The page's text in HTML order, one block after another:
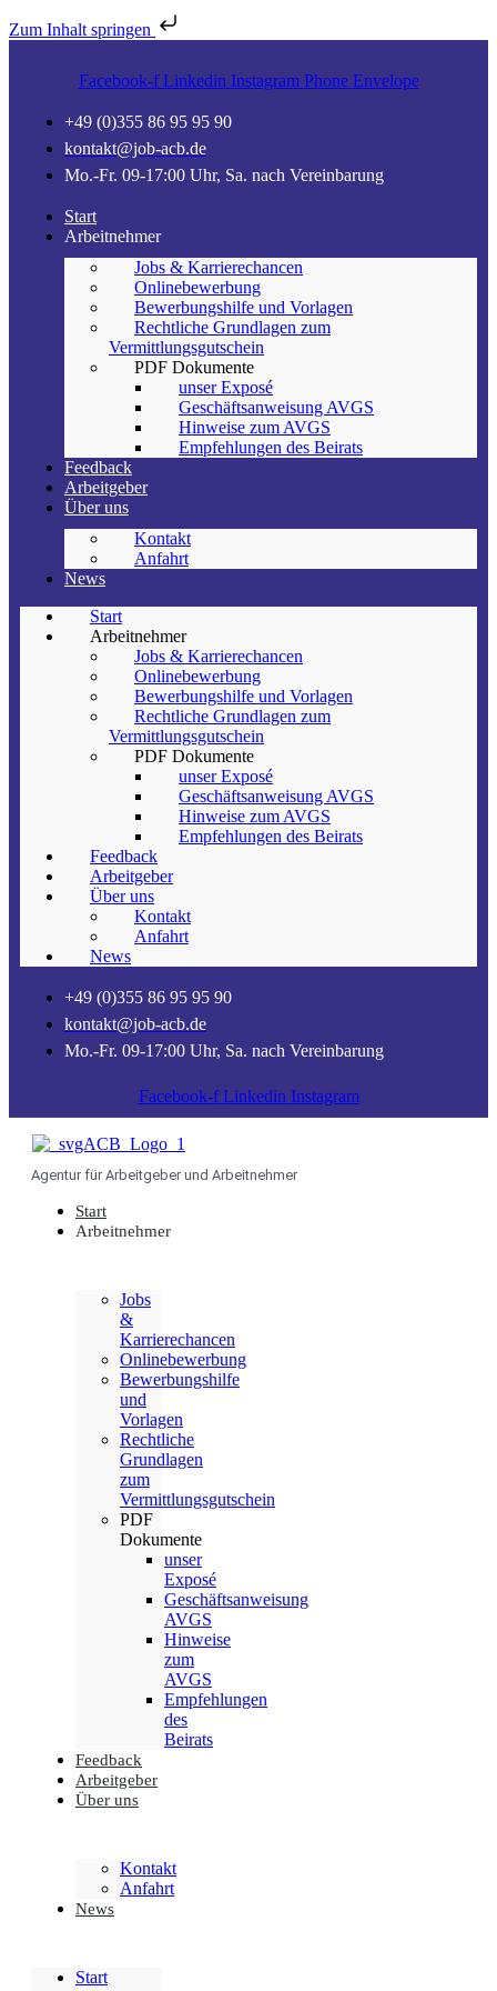
Zum Inhalt springen
Facebook-f Linkedin Instagram Phone Envelope
+49 (0)355 86 95 95 90
kontakt@job-acb.de
Mo.-Fr. 09-17:00 Uhr, Sa. nach Vereinbarung
Start
Arbeitnehmer
Jobs & Karrierechancen
Onlinebewerbung
Bewerbungshilfe und Vorlagen
Rechtliche Grundlagen zum
Vermittlungsgutschein
PDF Dokumente
unser Exposé
Geschäftsanweisung AVGS
Hinweise zum AVGS
Empfehlungen des Beirats
Feedback
Arbeitgeber
Über uns
Kontakt
Anfahrt
News
Start
Arbeitnehmer
Jobs & Karrierechancen
Onlinebewerbung
Bewerbungshilfe und Vorlagen
Rechtliche Grundlagen zum
Vermittlungsgutschein
PDF Dokumente
unser Exposé
Geschäftsanweisung AVGS
Hinweise zum AVGS
Empfehlungen des Beirats
Feedback
Arbeitgeber
Über uns
Kontakt
Anfahrt
News
+49 (0)355 86 95 95 90
kontakt@job-acb.de
Mo.-Fr. 09-17:00 Uhr, Sa. nach Vereinbarung
Facebook-f Linkedin Instagram
Agentur für Arbeitgeber und Arbeitnehmer
Start
Arbeitnehmer
Jobs
&
Karrierechancen
Onlinebewerbung
Bewerbungshilfe
und
Vorlagen
Rechtliche
Grundlagen
zum
Vermittlungsgutschein
PDF
Dokumente
unser
Exposé
Geschäftsanweisung
AVGS
Hinweise
zum
AVGS
Empfehlungen
des
Beirats
Feedback
Arbeitgeber
Über uns
Kontakt
Anfahrt
News
Start